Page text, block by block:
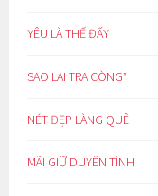
YÊU LÀ THẾ ĐẤY
SAO LẠI TRA CÒNG*
NÉT ĐẸP LÀNG QUÊ
MÃI GIỮ DUYÊN TÌNH